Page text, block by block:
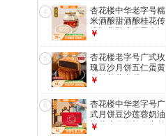
【古法传承】五仁月
饼100g*3
4
杏花楼中华老字号糯
米酒酿甜酒酿桂花传
统酒曲酿造月子米酒
760g*2
￥
5
杏花楼老字号广式玫
瑰豆沙月饼五仁蛋黄
肉松莲蓉火腿100g
【品牌瑰宝】玫瑰豆
沙100g*5
￥
6
杏花楼中华老字号广
式月饼豆沙莲蓉奶油
椰蓉小月饼礼盒中秋
￥